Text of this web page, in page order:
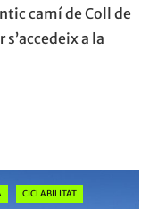
camí de Coll de
a la
CICLABILITAT